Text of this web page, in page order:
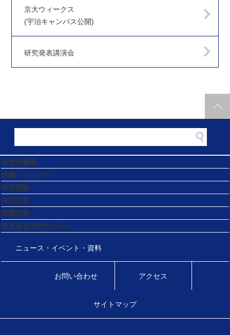
京大ウィークス
(宇治キャンパス公開)
研究発表講演会
研究所概要
組織・メンバー
研究活動
共同研究
国際活動
防災研を学びたい人へ
ニュース・イベント・資料
お問い合わせ アクセス
サイトマップ